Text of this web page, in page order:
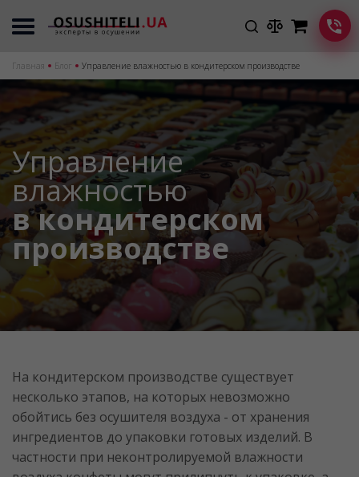
Главная Блог Управление влажностью в кондитерском производстве
Управление
влажностью
в кондитерском
производстве
На кондитерском производстве существует
несколько этапов, на которых невозможно
обойтись без осушителя воздуха - от хранения
ингредиентов до упаковки готовых изделий. В
частности при неконтролируемой влажности